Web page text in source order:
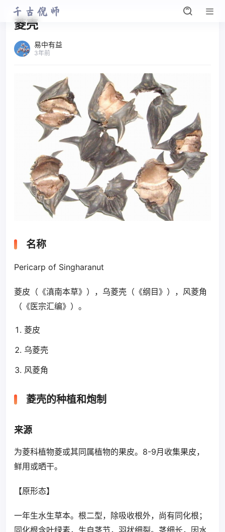
菱壳
易中有益
3年前
名称
Pericarp of Singharanut
菱皮（《滇南本草》），乌菱壳（《纲目》），风菱角
（《医宗汇编》）。
菱皮
乌菱壳
风菱角
菱壳的种植和炮制
来源
为菱科植物菱或其同属植物的果皮。8-9月收集果皮，
鲜用或晒干。
【原形态】
一年生水生草本。根二型，除吸收根外，尚有同化根；
同化根含叶绿素，生自茎节，羽状细裂。茎细长，因水